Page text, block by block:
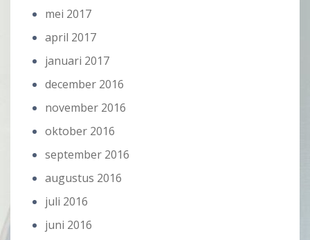
mei 2017
april 2017
januari 2017
december 2016
november 2016
oktober 2016
september 2016
augustus 2016
juli 2016
juni 2016